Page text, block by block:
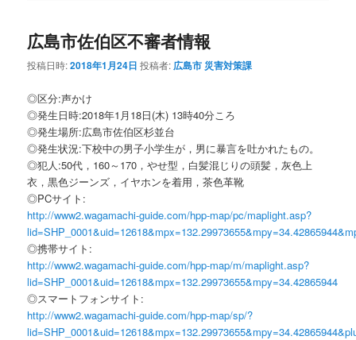
広島市佐伯区不審者情報
投稿日時:2018年1月24日 投稿者: 広島市 災害対策課
◎区分:声かけ
◎発生日時:2018年1月18日(木) 13時40分ころ
◎発生場所:広島市佐伯区杉並台
◎発生状況:下校中の男子小学生が，男に暴言を吐かれたもの。
◎犯人:50代，160～170，やせ型，白髪混じりの頭髪，灰色上
衣，黒色ジーンズ，イヤホンを着用，茶色革靴
◎PCサイト:
http://www2.wagamachi-guide.com/hpp-map/pc/maplight.asp?
◎携帯サイト:
http://www2.wagamachi-guide.com/hpp-map/m/maplight.asp?
lid=SHP_0001&uid=12618&mpx=132.29973655&mpy=34.42865944
◎スマートフォンサイト:
http://www2.wagamachi-guide.com/hpp-map/sp/?